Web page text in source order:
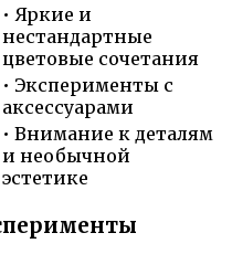
• Яркие и
нестандартные
цветовые сочетания
• Эксперименты с
аксессуарами
• Внимание к деталям
и необычной
эстетике